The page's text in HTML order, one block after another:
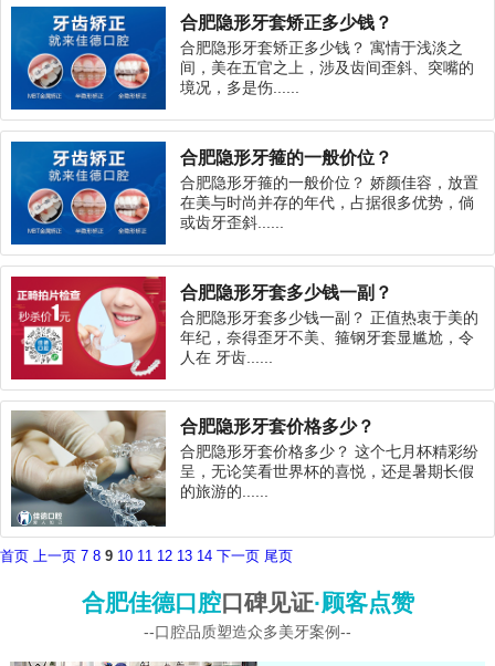
合肥隐形牙套矫正多少钱？
合肥隐形牙套矫正多少钱？ 寓情于浅淡之
间，美在五官之上，涉及齿间歪斜、突嘴的
境况，多是伤......
合肥隐形牙箍的一般价位？
合肥隐形牙箍的一般价位？ 娇颜佳容，放置
在美与时尚并存的年代，占据很多优势，倘
或齿牙歪斜......
合肥隐形牙套多少钱一副？
合肥隐形牙套多少钱一副？ 正值热衷于美的
年纪，奈得歪牙不美、箍钢牙套显尴尬，令
人在 牙齿......
合肥隐形牙套价格多少？
合肥隐形牙套价格多少？ 这个七月杯精彩纷
呈，无论笑看世界杯的喜悦，还是暑期长假
的旅游的......
首页 上一页 7 8 9 10 11 12 13 14 下一页 尾页
合肥佳德口腔口碑见证·顾客点赞
--口腔品质塑造众多美牙案例--